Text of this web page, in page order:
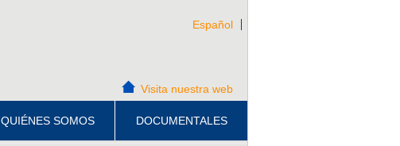
Español
Visita nuestra web
QUIÉNES SOMOS DOCUMENTALES